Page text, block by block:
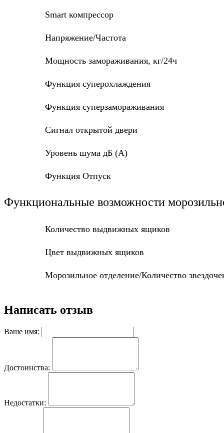
Smart компрессор
Напряжение/Частота
Мощность замораживания, кг/24ч
Функция суперохлаждения
Функция суперзамораживания
Сигнал открытой двери
Уровень шума дБ (А)
Функция Отпуск
Функциональные возможности
Количество выдвижных ящиков
Цвет выдвижных ящиков
Морозильное отделение/Количество
Написать отзыв
Ваше имя:
Достоинства:
Недостатки: